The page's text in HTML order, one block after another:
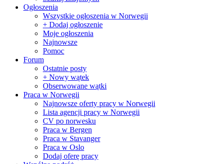
Ogłoszenia
Wszystkie ogłoszenia w Norwegii
+ Dodaj ogłoszenie
Moje ogłoszenia
Najnowsze
Pomoc
Forum
Ostatnie posty
+ Nowy wątek
Obserwowane wątki
Praca w Norwegii
Najnowsze oferty pracy w Norwegii
Lista agencji pracy w Norwegii
CV po norwesku
Praca w Bergen
Praca w Stavanger
Praca w Oslo
Dodaj oferę pracy